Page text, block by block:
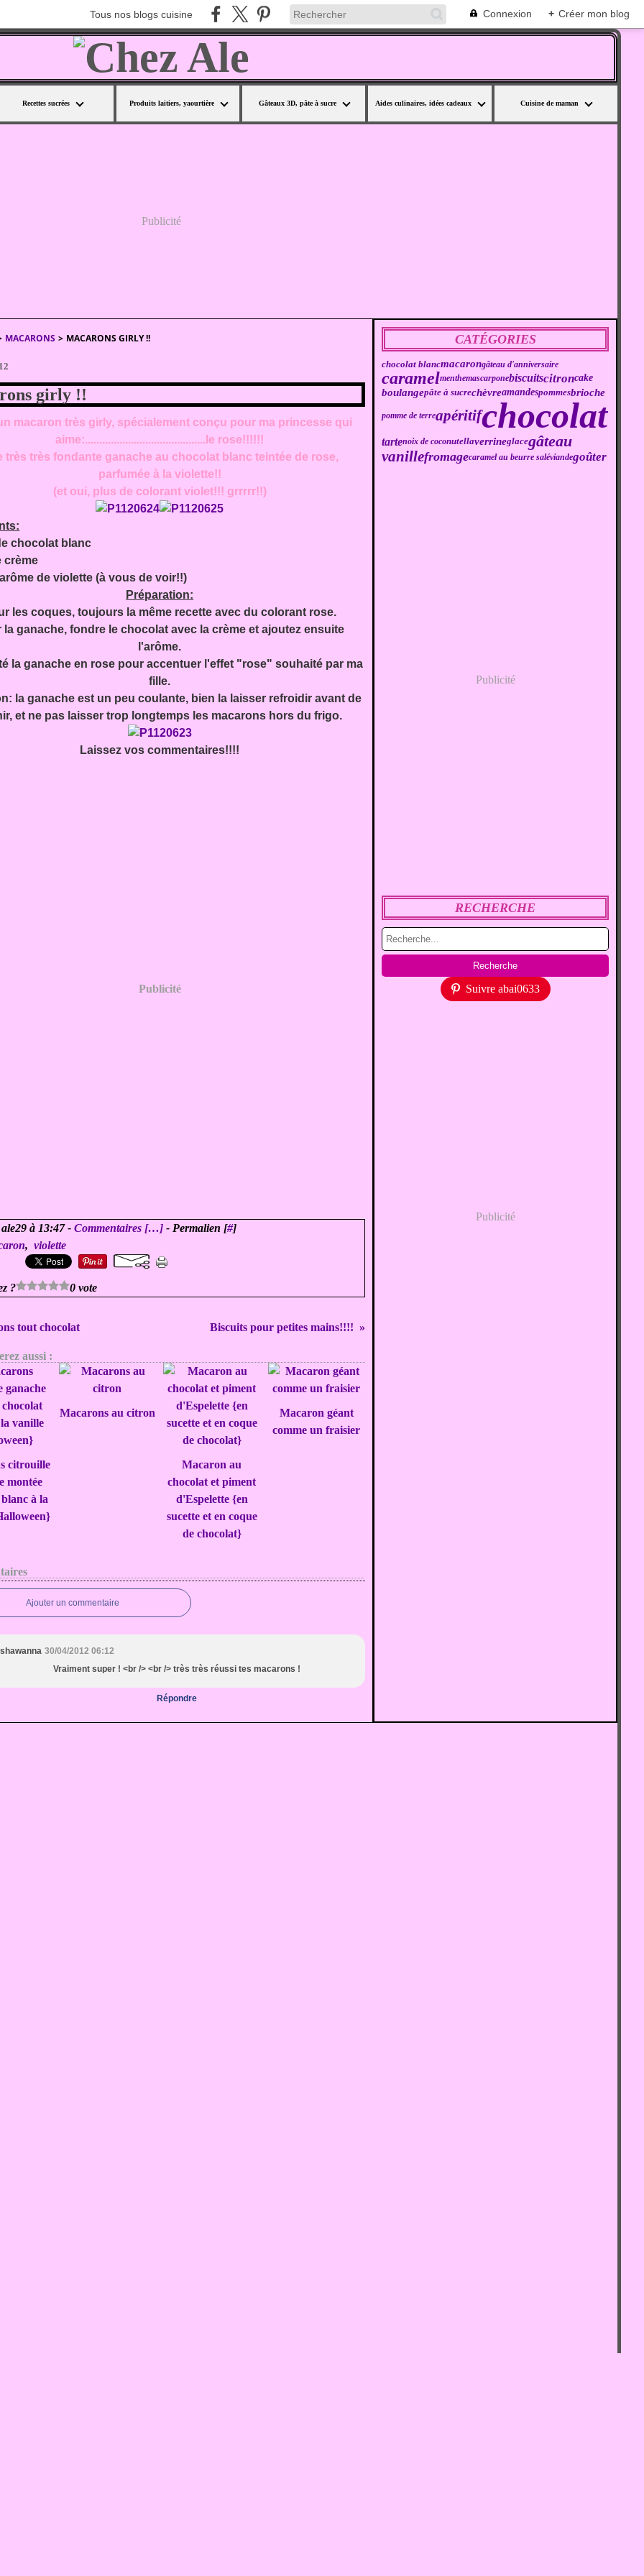
Tous nos blogs cuisine Connexion + Créer mon blog
Recettes sucrées Produits laitiers, yaourtière Gâteaux 3D, pâte à sucre Aides culinaires, idées cadeaux Cuisine de maman
Publicité
MACARONS > MACARONS GIRLY !!
girly !!
macaron très girly, spécialement conçu pour ma princesse qui
aime:..........................................le rose!!!!!!
très très fondante ganache au chocolat blanc teintée de rose,
parfumée à la violette!!
(et oui, plus de colorant violet!!! grrrrr!!)
chocolat blanc
crème
de violette (à vous de voir!!)
Préparation:
les coques, toujours la même recette avec du colorant rose.
la ganache, fondre le chocolat avec la crème et ajoutez ensuite
l'arôme.
la ganache en rose pour accentuer l'effet "rose" souhaité par ma
fille.
la ganache est un peu coulante, bien la laisser refroidir avant de
et ne pas laisser trop longtemps les macarons hors du frigo.
Laissez vos commentaires!!!!
Publicité
ale29 à 13:47 -Commentaires […] - Permalien [#]
,violette
? 0 vote
tout chocolat Biscuits pour petites mains!!!!
aussi :
citrouille
montée
à la
Macarons au citron
Macaron au
chocolat et piment
d'Espelette {en
sucette et en coque
de chocolat}
Macaron géant
comme un fraisier
Ajouter un commentaire
shawanna 30/04/2012 06:12
Vraiment super ! <br /> <br /> très très réussi tes macarons !
Répondre
CATÉGORIES
chocolat blancmacarongâteau d'anniversaire
caramelmenthemascarponebiscuitscitroncake
boulangepâte à sucrechèvreamandespommesbrioche
pomme de terreapéritifchocolat
tartenoix de coconutellaverrineglacegâteau
vanillefromagecaramel au beurre saléviandegoûter
Publicité
RECHERCHE
Suivre abai0633
Publicité